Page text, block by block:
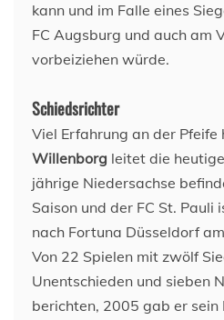
kann und im Falle eines
FC Augsburg und auch am
vorbeiziehen würde.
Schiedsrichter
Viel Erfahrung an der Pfeife
Willenborg leitet die
jährige Niedersachse
Saison und der FC St. Pauli
nach Fortuna Düsseldorf
Von 22 Spielen mit zwölf
Unentschieden und sieben
berichten, 2005 gab er